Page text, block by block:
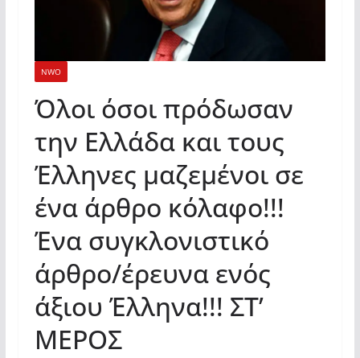
NWO
Όλοι όσοι πρόδωσαν
την Ελλάδα και τους
Έλληνες μαζεμένοι σε
ένα άρθρο κόλαφο!!!
Ένα συγκλονιστικό
άρθρο/έρευνα ενός
άξιου Έλληνα!!! ΣΤ’
ΜΕΡΟΣ